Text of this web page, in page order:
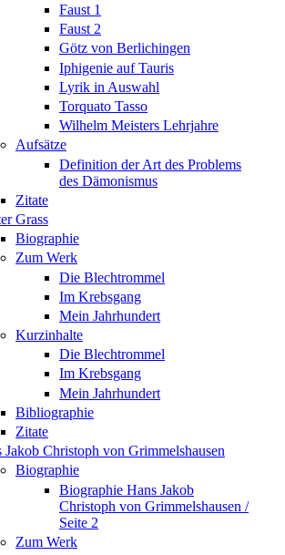
Faust 1
Faust 2
Götz von Berlichingen
Iphigenie auf Tauris
Lyrik in Auswahl
Torquato Tasso
Wilhelm Meisters Lehrjahre
Aufsätze
Definition der Art des Problems
des Dämonismus
Zitate
Grass
Biographie
Zum Werk
Die Blechtrommel
Im Krebsgang
Mein Jahrhundert
Kurzinhalte
Die Blechtrommel
Im Krebsgang
Mein Jahrhundert
Bibliographie
Zitate
Jakob Christoph von Grimmelshausen
Biographie
Biographie Hans Jakob
Christoph von Grimmelshausen /
Seite 2
Zum Werk